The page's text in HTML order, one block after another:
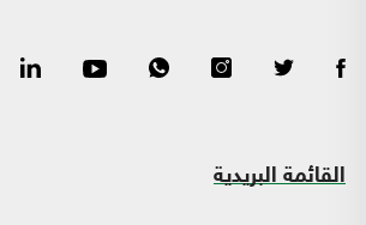
القائمة البريدية